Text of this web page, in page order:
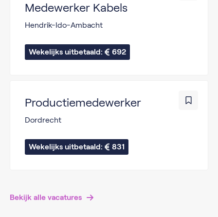
Medewerker Kabels
Hendrik-Ido-Ambacht
Wekelijks uitbetaald: 692
Productiemedewerker
Dordrecht
Wekelijks uitbetaald: 831
Bekijk alle vacatures